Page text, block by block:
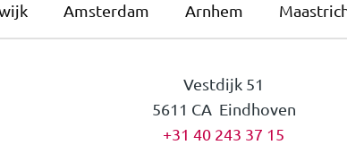
Amsterdam Arnhem
Vestdijk 51
5611 CA Eindhoven
+31 40 243 37 15